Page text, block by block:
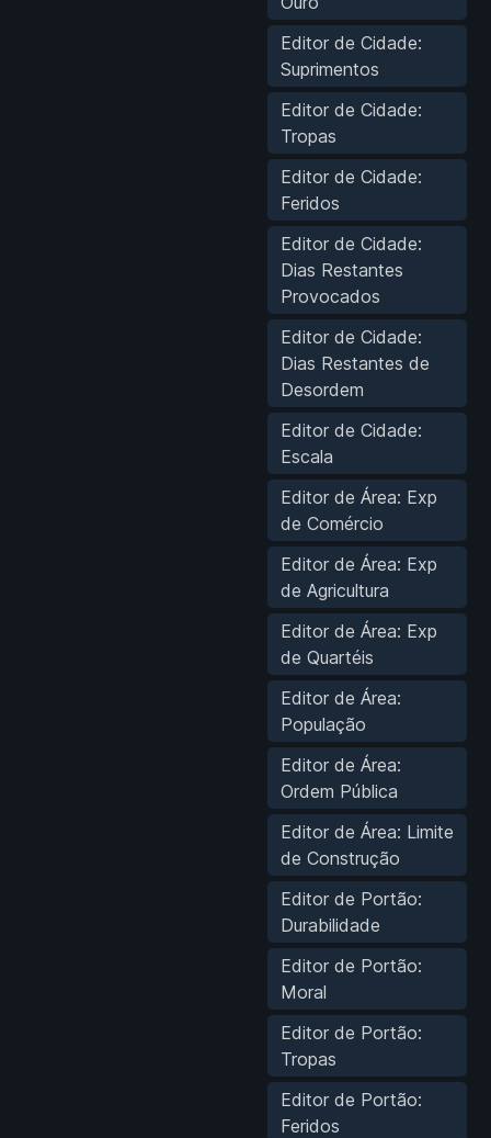
Editor de Cidade:
Suprimentos
Editor de Cidade:
Tropas
Editor de Cidade:
Feridos
Editor de Cidade:
Dias Restantes
Provocados
Editor de Cidade:
Dias Restantes de
Desordem
Editor de Cidade:
Escala
Editor de Área: Exp
de Comércio
Editor de Área: Exp
de Agricultura
Editor de Área: Exp
de Quartéis
Editor de Área:
População
Editor de Área:
Ordem Pública
Editor de Área: Limite
de Construção
Editor de Portão:
Durabilidade
Editor de Portão:
Moral
Editor de Portão:
Tropas
Editor de Portão:
Feridos